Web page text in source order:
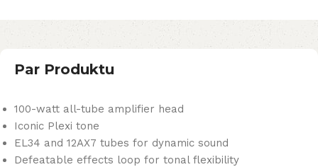
Par Produktu
100-watt all-tube amplifier head
Iconic Plexi tone
EL34 and 12AX7 tubes for dynamic sound
Defeatable effects loop for tonal flexibility